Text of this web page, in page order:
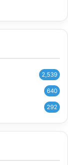
2,539
640
292